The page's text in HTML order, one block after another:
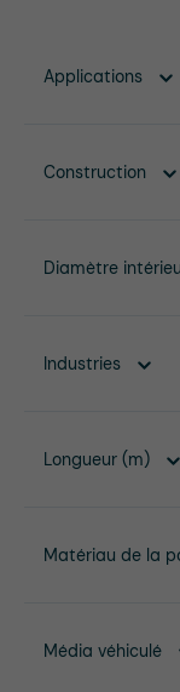
Applications
Construction
Diamètre
Industries
Longueur (m)
Matériau de la
Média véhiculé